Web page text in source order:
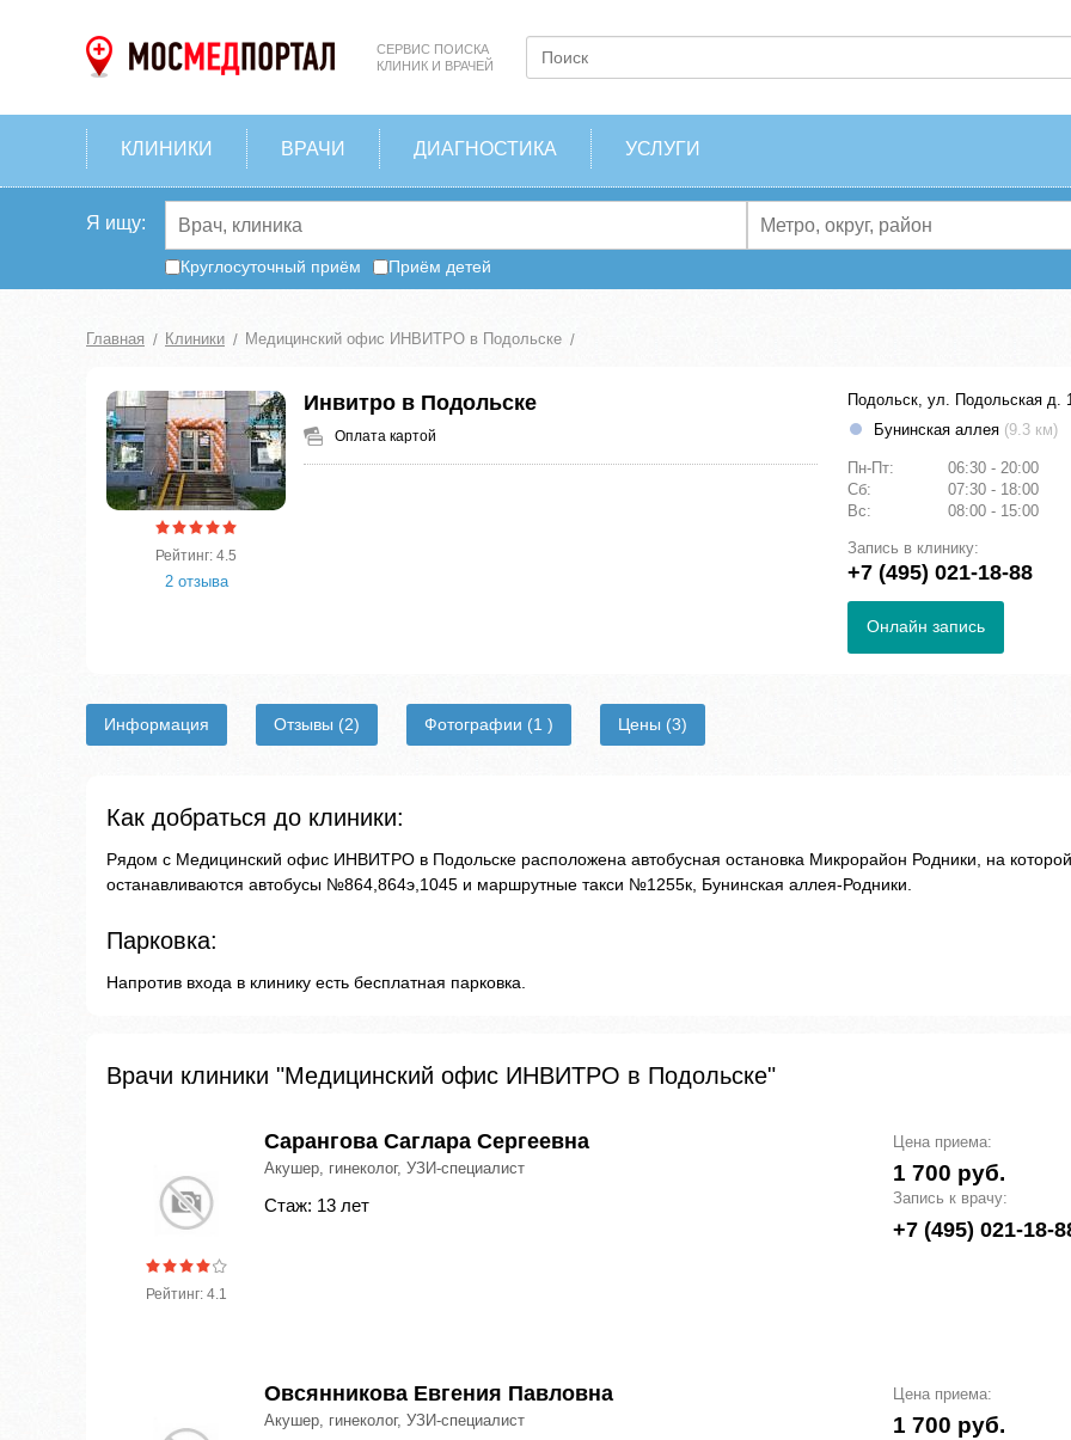
СЕРВИС ПОИСКА
КЛИНИК И ВРАЧЕЙ
КЛИНИКИ ВРАЧИ ДИАГНОСТИКА УСЛУГИ
Я ищу:
Круглосуточный приём Приём детей
Главная Клиники Медицинский офис ИНВИТРО в Подольске
Рейтинг: 4.5
2 отзыва
Инвитро в Подольске
Оплата картой
Подольск, ул. Подольская д.
Бунинская аллея (9.3 км)
Пн-Пт:
06:30 - 20:00
Сб:
07:30 - 18:00
Вс:
08:00 - 15:00
Запись в клинику:
+7 (495) 021-18-88
Онлайн запись
Информация Отзывы (2) Фотографии (1 ) Цены (3)
Как добраться до клиники:
Рядом с Медицинский офис ИНВИТРО в Подольске расположена автобусная остановка Микрорайон Родники, на которой
останавливаются автобусы №864,864э,1045 и маршрутные такси №1255к, Бунинская аллея-Родники.
Парковка:
Напротив входа в клинику есть бесплатная парковка.
Врачи клиники "Медицинский офис ИНВИТРО в Подольске"
Рейтинг: 4.1
Cарангова Саглара Сергеевна
Акушер, гинеколог, УЗИ-специалист
Стаж: 13 лет
Цена приема:
1 700 руб.
Запись к врачу:
+7 (495) 021-18-
Овсянникова Евгения Павловна
Акушер, гинеколог, УЗИ-специалист
Цена приема:
1 700 руб.